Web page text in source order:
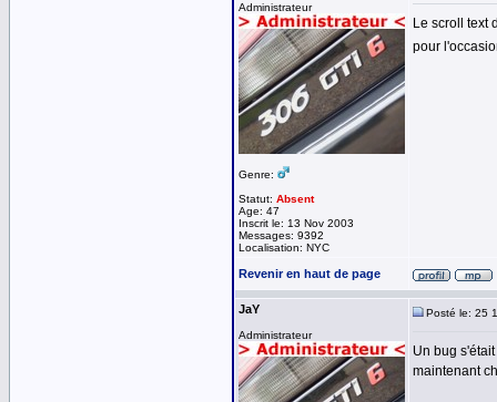
Administrateur
Genre:
Statut: Absent
Age: 47
Inscrit le: 13 Nov 2003
Messages: 9392
Localisation: NYC
Le scroll text
pour
Revenir en haut de page
JaY
Administrateur
Posté le: 25
Un bug
maintenant